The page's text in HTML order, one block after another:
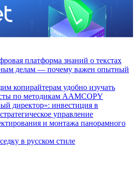
платформа знаний о текстах
делам — почему важен опытный
копирайтерам удобно изучать
по методикам AAMCOPY
директор»: инвестиция в
управление
и монтажа панорамного
в русском стиле